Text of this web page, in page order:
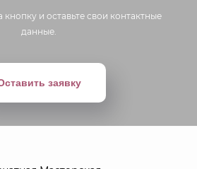
и оставьте свои контактные
данные.
заявку